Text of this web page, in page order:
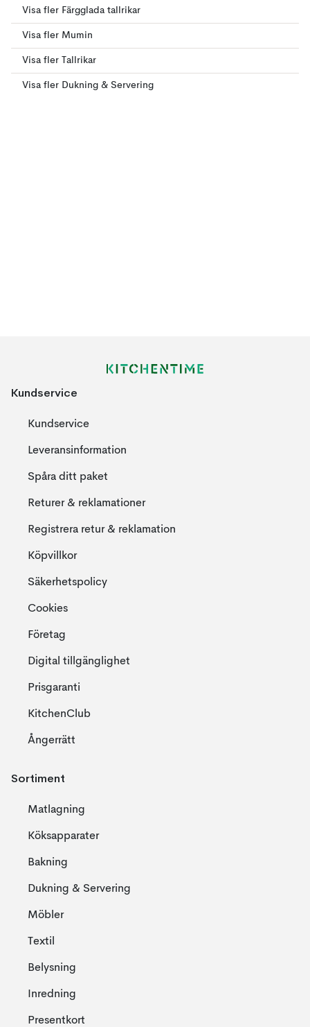
Visa fler Färgglada tallrikar
Visa fler Mumin
Visa fler Tallrikar
Visa fler Dukning & Servering
Kundservice
Kundservice
Leveransinformation
Spåra ditt paket
Returer & reklamationer
Registrera retur & reklamation
Köpvillkor
Säkerhetspolicy
Cookies
Företag
Digital tillgänglighet
Prisgaranti
KitchenClub
Ångerrätt
Sortiment
Matlagning
Köksapparater
Bakning
Dukning & Servering
Möbler
Textil
Belysning
Inredning
Presentkort